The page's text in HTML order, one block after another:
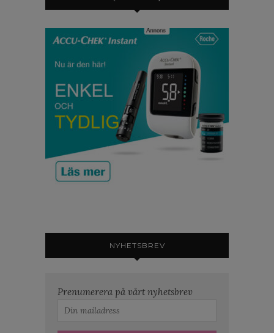
NYHETSBREV
Prenumerera på vårt nyhetsbrev